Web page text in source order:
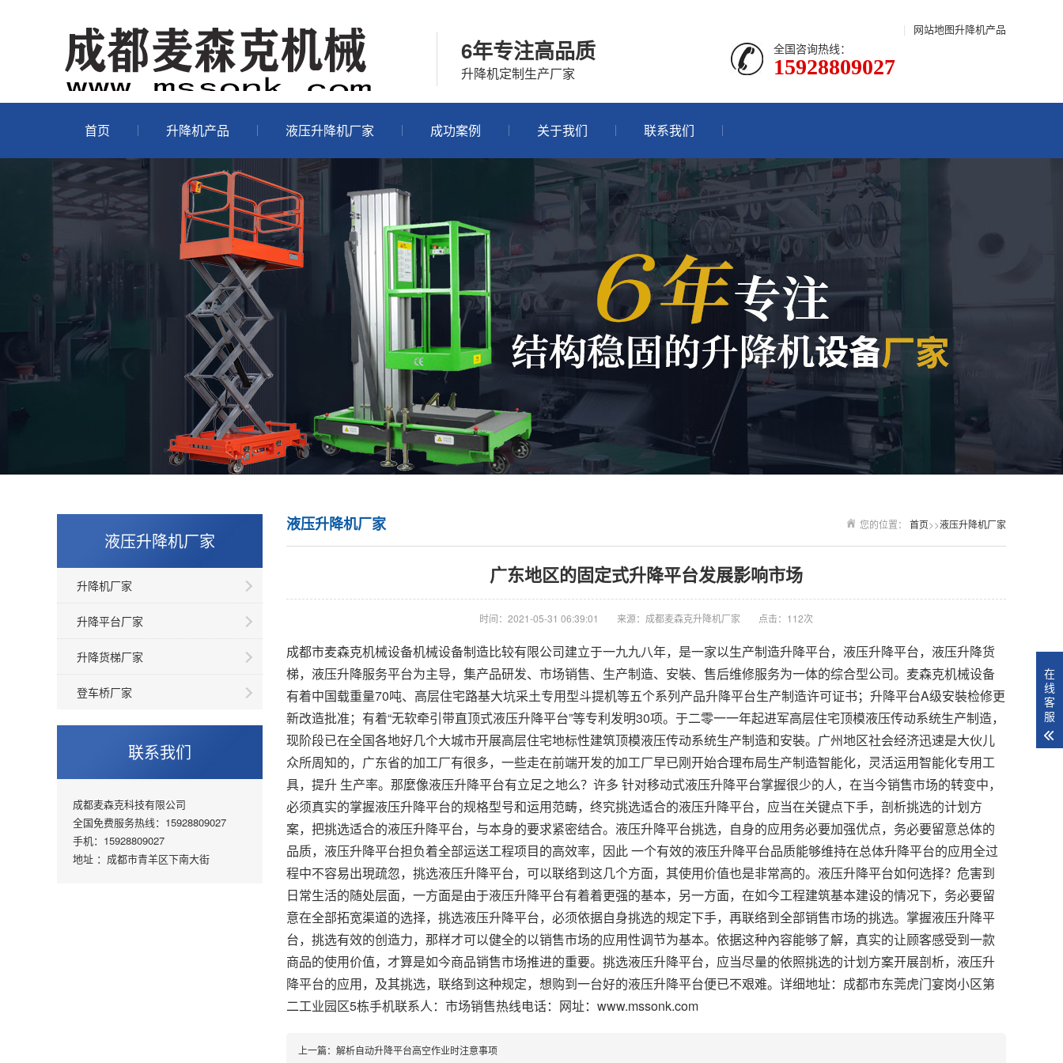
升降机产品
| 网站地图
6年专注高品质
升降机定制生产厂家
全国咨询热线：
15928809027
首页 升降机产品 液压升降机厂家 成功案例 关于我们 联系我们
液压升降机厂家
升降机厂家
升降平台厂家
升降货梯厂家
登车桥厂家
联系我们
成都麦森克科技有限公司
全国免费服务热线：15928809027
手机：15928809027
地址 ：成都市青羊区下南大街
您的位置： 首页>>液压升降机厂家
液压升降机厂家
广东地区的固定式升降平台发展影响市场
时间：2021-05-31 06:39:01 来源：成都麦森克升降机厂家 点击：112次
成都市麦森克机械设备机械设备制造比较有限公司建立于一九九八年，是一家以生产制造升降平台，液压升降平台，液压升降货
梯，液压升降服务平台为主导，集产品研发、市场销售、生产制造、安裝、售后维修服务为一体的综合型公司。麦森克机械设备
有着中国载重量70吨、高层住宅路基大坑采土专用型斗提机等五个系列产品升降平台生产制造许可证书；升降平台A级安裝检修更
新改造批准；有着“无软牵引带直顶式液压升降平台”等专利发明30项。于二零一一年起进军高层住宅顶模液压传动系统生产制造，
现阶段已在全国各地好几个大城市开展高层住宅地标性建筑顶模液压传动系统生产制造和安裝。广州地区社会经济迅速是大伙儿
众所周知的，广东省的加工厂有很多，一些走在前端开发的加工厂早已刚开始合理布局生产制造智能化，灵活运用智能化专用工
具，提升 生产率。那麼像液压升降平台有立足之地么？许多 针对移动式液压升降平台掌握很少的人，在当今销售市场的转变中，
必须真实的掌握液压升降平台的规格型号和运用范畴，终究挑选适合的液压升降平台，应当在关键点下手，剖析挑选的计划方
案，把挑选适合的液压升降平台，与本身的要求紧密结合。液压升降平台挑选，自身的应用务必要加强优点，务必要留意总体的
品质，液压升降平台担负着全部运送工程项目的高效率，因此 一个有效的液压升降平台品质能够维持在总体升降平台的应用全过
程中不容易出現疏忽，挑选液压升降平台，可以联络到这几个方面，其使用价值也是非常高的。液压升降平台如何选择？危害到
日常生活的随处层面，一方面是由于液压升降平台有着着更强的基本，另一方面，在如今工程建筑基本建设的情况下，务必要留
意在全部拓宽渠道的选择，挑选液压升降平台，必须依据自身挑选的规定下手，再联络到全部销售市场的挑选。掌握液压升降平
台，挑选有效的创造力，那样才可以健全的以销售市场的应用性调节为基本。依据这种內容能够了解，真实的让顾客感受到一款
商品的使用价值，才算是如今商品销售市场推进的重要。挑选液压升降平台，应当尽量的依照挑选的计划方案开展剖析，液压升
降平台的应用，及其挑选，联络到这种规定，想购到一台好的液压升降平台便已不艰难。详细地址：成都市东莞虎门宴岗小区第
二工业园区5栋手机联系人：市场销售热线电话：网址：www.mssonk.com
上一篇： 解析自动升降平台高空作业时注意事项
在
线
客
服